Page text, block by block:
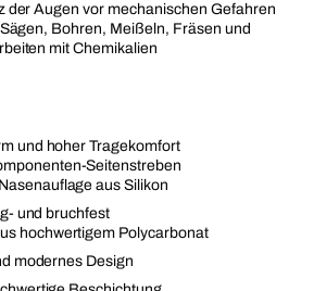
der Augen vor mechanischen Gefahren
Bohren, Meißeln, Fräsen und
mit Chemikalien
und hoher Tragekomfort
Seitenstreben
aus Silikon
und bruchfest
hochwertigem Polycarbonat
modernes Design